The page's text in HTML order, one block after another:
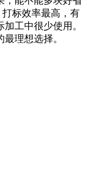
标效率最高，有
工中很少使用。
理想选择。